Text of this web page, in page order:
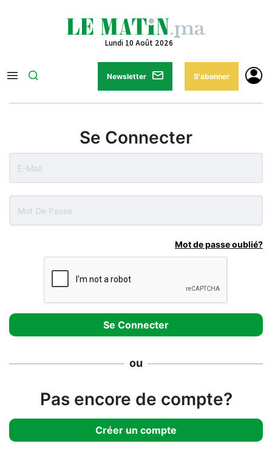
Lundi 10 Août 2026
Newsletter S'abonner
Se Connecter
Mot de passe oublié?
ou
Pas encore de compte?
Créer un compte